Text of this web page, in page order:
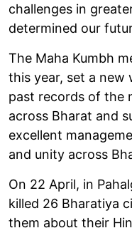
challenges in
determined our
The Maha Kumbh
this year, set a new
past records of the
across Bharat and
excellent
and unity across
On 22 April, in
killed 26 Bharatiya
them about their